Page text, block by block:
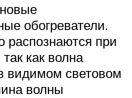
обогреватели.
распознаются при
как волна
видимом световом
волны